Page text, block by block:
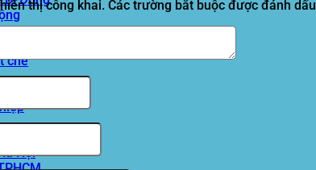
che
Nội
thị công khai. Các trường bắt buộc được đánh dấu